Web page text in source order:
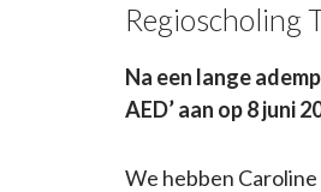
Regioscholing
Na een lange
AED’ aan op 8 juni
We hebben